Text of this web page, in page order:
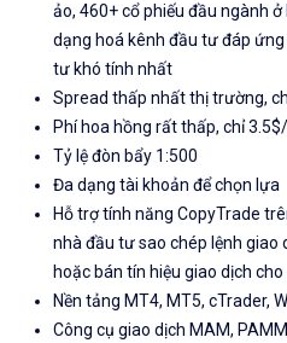
ảo, 460+ cổ phiếu đầu ngành ở
dạng hoá kênh đầu tư đáp ứng
tư khó tính nhất
Spread thấp nhất thị trường,
Phí hoa hồng rất thấp, chỉ
Tỷ lệ đòn bẩy 1:500
Đa dạng tài khoản để chọn lựa
Hỗ trợ tính năng CopyTrade
nhà đầu tư sao chép lệnh giao
hoặc bán tín hiệu giao dịch
Nền tảng MT4, MT5, cTrader,
Công cụ giao dịch MAM,